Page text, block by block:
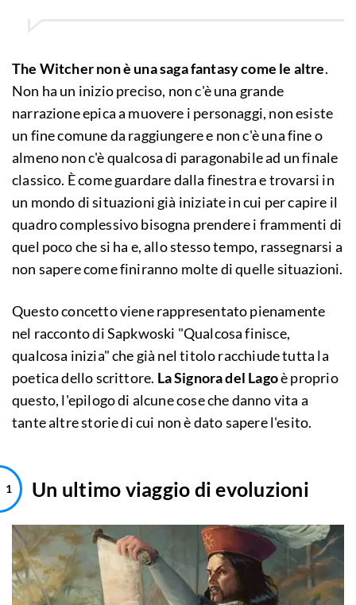
The Witchernon è una saga fantasy come le altre.
Non ha un inizio preciso, non c'è una grande
narrazione epica a muovere i personaggi, non esiste
un fine comune da raggiungere e non c'è una fine o
almeno non c'è qualcosa di paragonabile ad un finale
classico. È come guardare dalla finestra e trovarsi in
un mondo di situazioni già iniziate in cui per capire il
quadro complessivo bisogna prendere i frammenti di
quel poco che si ha e, allo stesso tempo, rassegnarsi a
non sapere come finiranno molte di quelle situazioni.
Questo concetto viene rappresentato pienamente
nel racconto di Sapkwoski "Qualcosa finisce,
qualcosa inizia" che già nel titolo racchiude tutta la
poetica dello scrittore. La Signora del Lagoè proprio
questo, l'epilogo di alcune cose che danno vita a
tante altre storie di cui non è dato sapere l'esito.
Un ultimo viaggio di evoluzioni